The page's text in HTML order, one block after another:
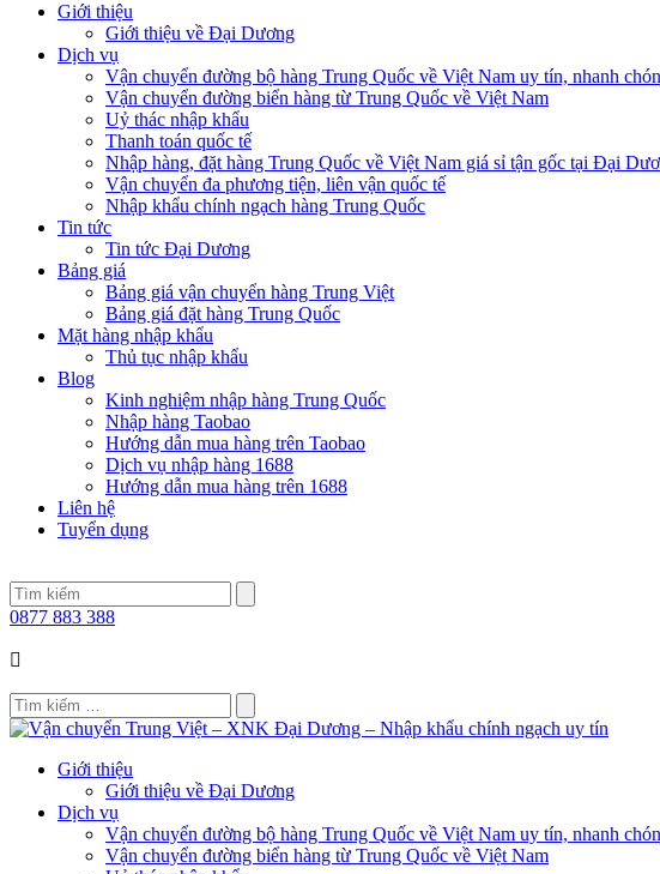
Giới thiệu
Giới thiệu về Đại Dương
Dịch vụ
Vận chuyển đường bộ hàng Trung Quốc về Việt Nam uy tín, nhanh
Vận chuyển đường biển hàng từ Trung Quốc về Việt Nam
Uỷ thác nhập khẩu
Thanh toán quốc tế
Nhập hàng, đặt hàng Trung Quốc về Việt Nam giá sỉ tận gốc tại Đại
Vận chuyển đa phương tiện, liên vận quốc tế
Nhập khẩu chính ngạch hàng Trung Quốc
Tin tức
Tin tức Đại Dương
Bảng giá
Bảng giá vận chuyển hàng Trung Việt
Bảng giá đặt hàng Trung Quốc
Mặt hàng nhập khẩu
Thủ tục nhập khẩu
Blog
Kinh nghiệm nhập hàng Trung Quốc
Nhập hàng Taobao
Hướng dẫn mua hàng trên Taobao
Dịch vụ nhập hàng 1688
Hướng dẫn mua hàng trên 1688
Liên hệ
Tuyển dụng
0877 883 388
Giới thiệu
Giới thiệu về Đại Dương
Dịch vụ
Vận chuyển đường bộ hàng Trung Quốc về Việt Nam uy tín, nhanh
Vận chuyển đường biển hàng từ Trung Quốc về Việt Nam